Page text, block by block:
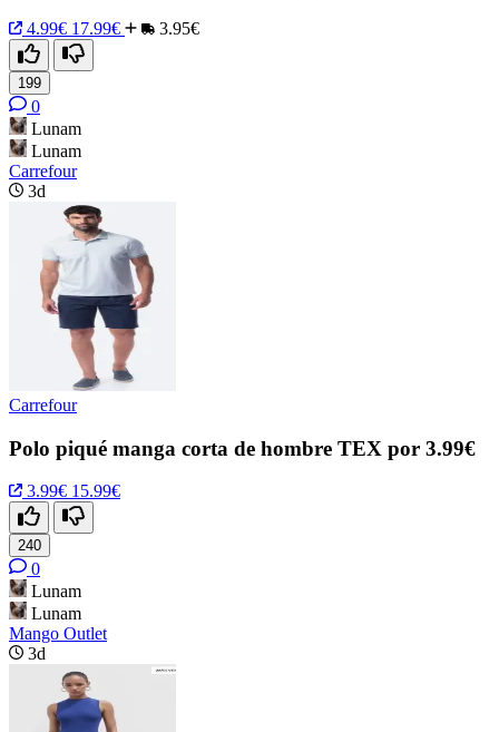
4.99€ 17.99€ 3.95€
199
0
Lunam
Lunam
Carrefour
3d
Carrefour
Polo piqué manga corta de hombre TEX por 3.99€
3.99€ 15.99€
240
0
Lunam
Lunam
Mango Outlet
3d